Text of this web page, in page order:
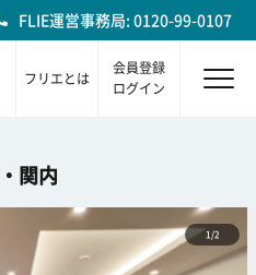
FLIE運営事務局: 0120-99-0107
フリエとは
会員登録
ログイン
関内
1/2